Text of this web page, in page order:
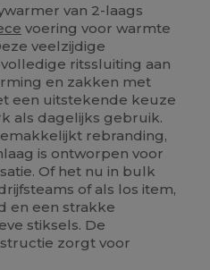
van 2-laags
voering voor warmte
veelzijdige
ritssluiting aan
en zakken met
een uitstekende keuze
als dagelijks gebruik.
rebranding,
is ontworpen voor
Of het nu in bulk
of als los item,
en een strakke
stiksels. De
zorgt voor